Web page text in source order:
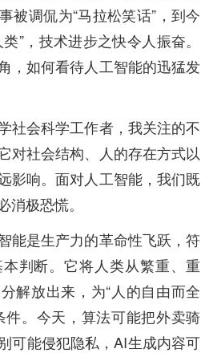
被调侃为“马拉松笑话”，到今
”，技术进步之快令人振奋。
，如何看待人工智能的迅猛发
社会科学工作者，我关注的不
对社会结构、人的存在方式以
影响。面对人工智能，我们既
极恐慌。
能是生产力的革命性飞跃，符
判断。它将人类从繁重、重
解放出来，为“人的自由而全
件。今天，算法可能把外卖骑
可能侵犯隐私，AI生成内容可